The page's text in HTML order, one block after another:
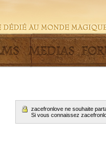
zacefronlove ne souhaite
Si vous connaissez